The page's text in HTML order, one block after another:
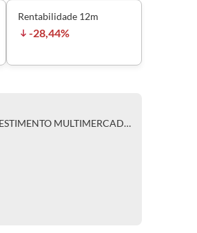
Rentabilidade 12m
-28,44%
CLASSE ÚNICA DE COTAS DO FALCON 2 FUNDO DE INVESTIMENTO MULTIMERCADO - CRÉDITO PRIVADO RESPONSABILIDADE LIMITADA